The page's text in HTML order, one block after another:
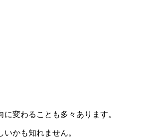
変わることも多々あります。
かも知れません。